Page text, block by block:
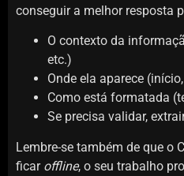
conseguir a melhor resposta
O contexto da
etc.)
Onde ela aparece
Como está formatada
Se precisa validar,
Lembre-se também de que o
ficar offline, o seu trabalho